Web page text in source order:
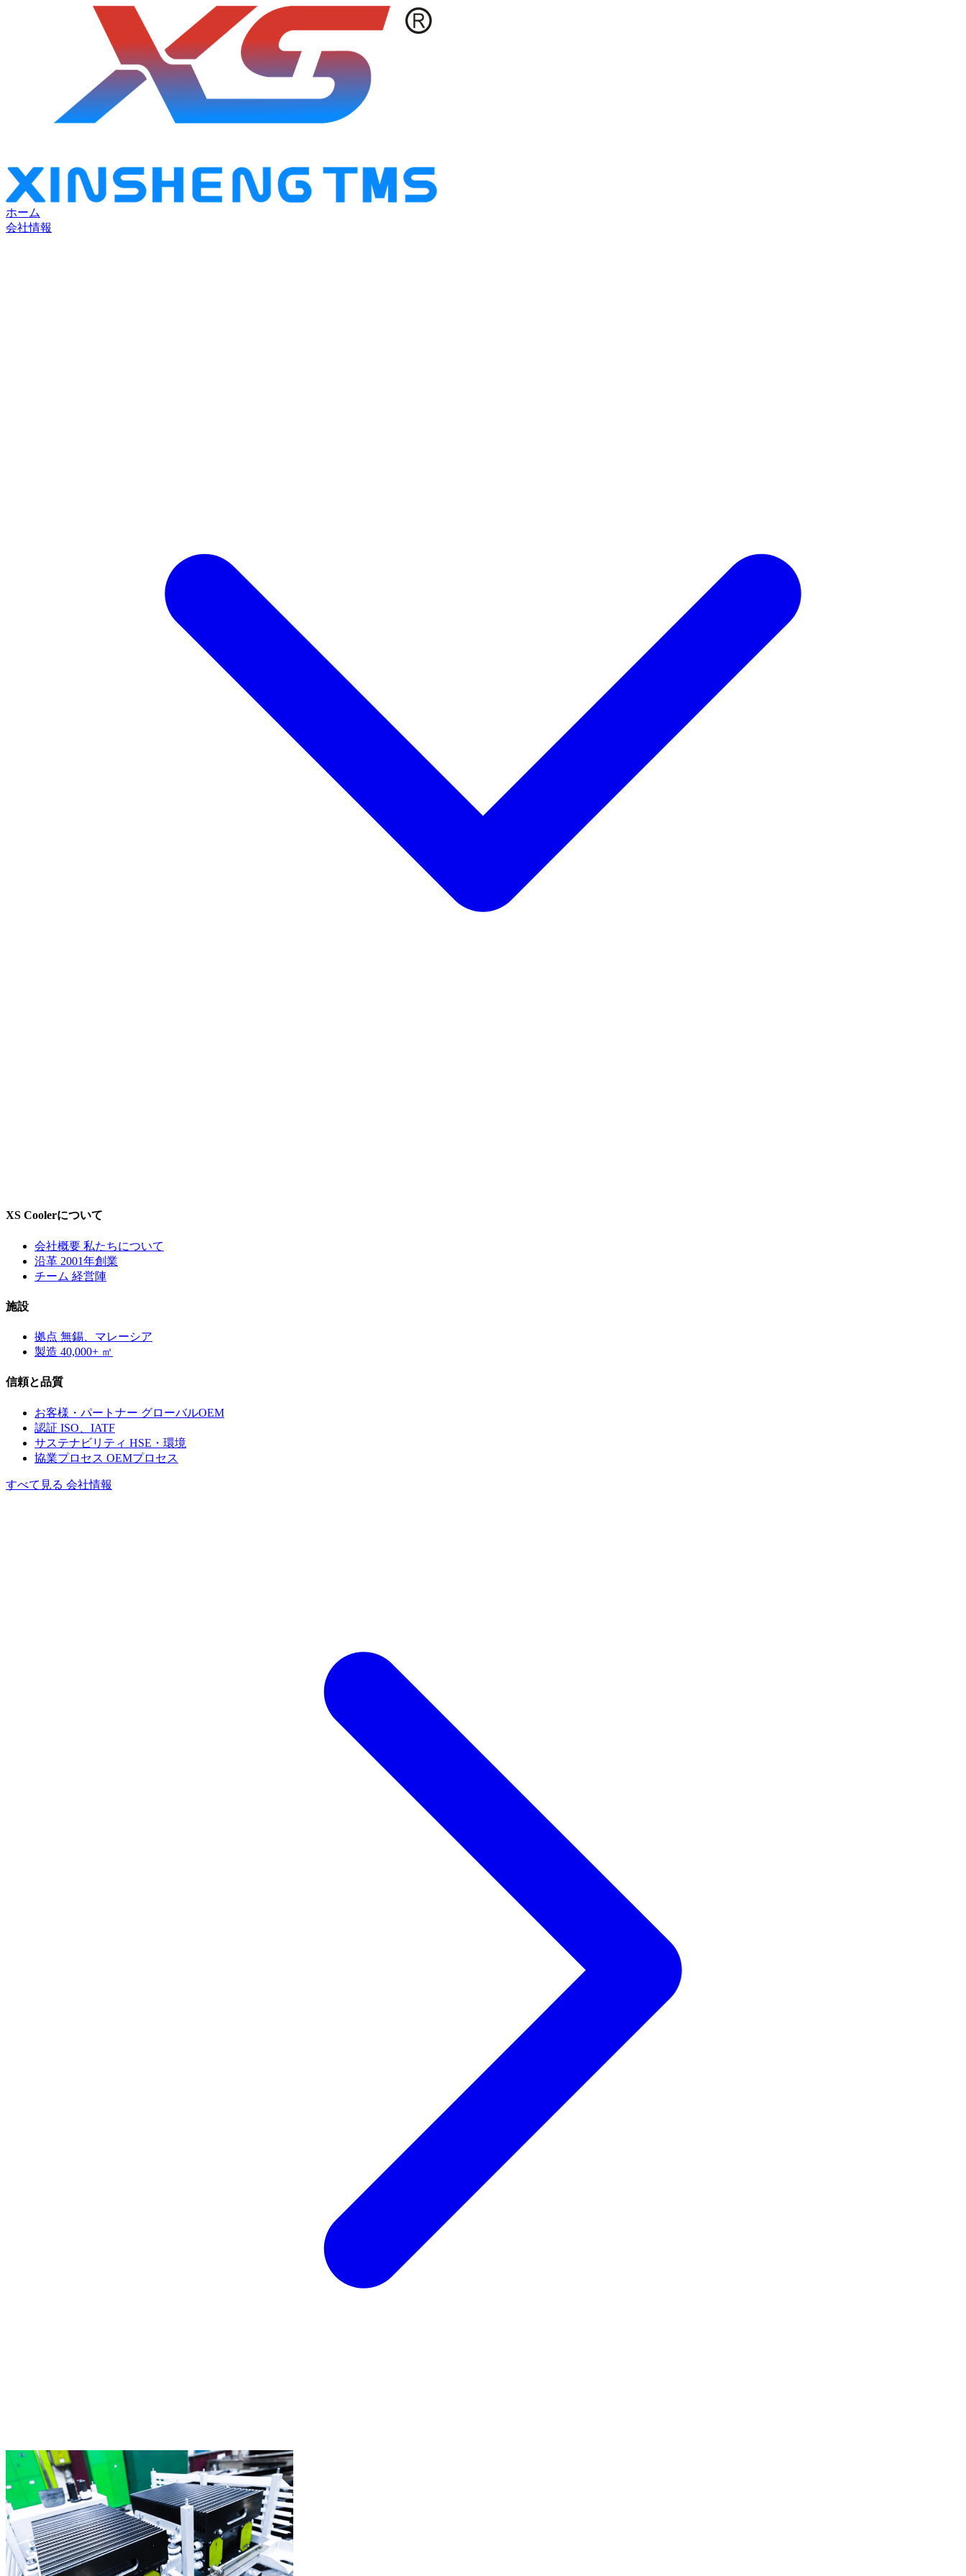
ホーム
会社情報
XS Coolerについて
会社概要 私たちについて
沿革 2001年創業
チーム 経営陣
施設
拠点 無錫、マレーシア
製造 40,000+ ㎡
信頼と品質
お客様・パートナー グローバルOEM
認証 ISO、IATF
サステナビリティ HSE・環境
協業プロセス OEMプロセス
すべて見る 会社情報